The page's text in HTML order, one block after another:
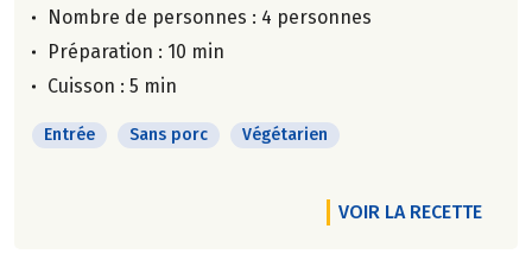
Nombre de personnes : 4 personnes
Préparation : 10 min
Cuisson : 5 min
Entrée Sans porc Végétarien
VOIR LA RECETTE